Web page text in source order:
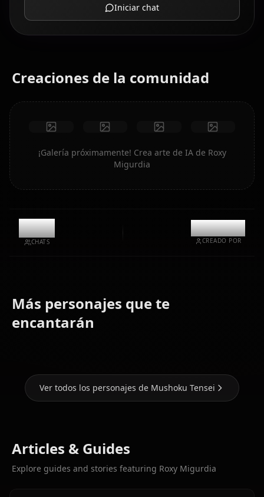
Iniciar chat
Creaciones de la comunidad
¡Galería próximamente! Crea arte de IA de Roxy
Migurdia
11.9k
CHATS
@kanashi
CREADO POR
Más personajes que te
encantarán
Nanahoshi
Hilda
Ver todos los personajes de Mushoku Tensei
Articles & Guides
Explore guides and stories featuring Roxy Migurdia